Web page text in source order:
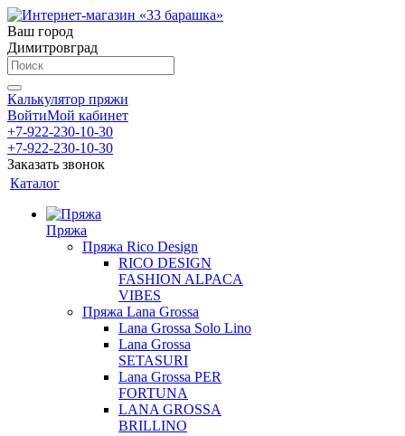
Ваш город
Димитровград
Калькулятор пряжи
ВойтиМой кабинет
+7-922-230-10-30
+7-922-230-10-30
Заказать звонок
Каталог
Пряжа
Пряжа Rico Design
RICO DESIGN
FASHION ALPACA
VIBES
Пряжа Lana Grossa
Lana Grossa Solo Lino
Lana Grossa
SETASURI
Lana Grossa PER
FORTUNA
LANA GROSSA
BRILLINO